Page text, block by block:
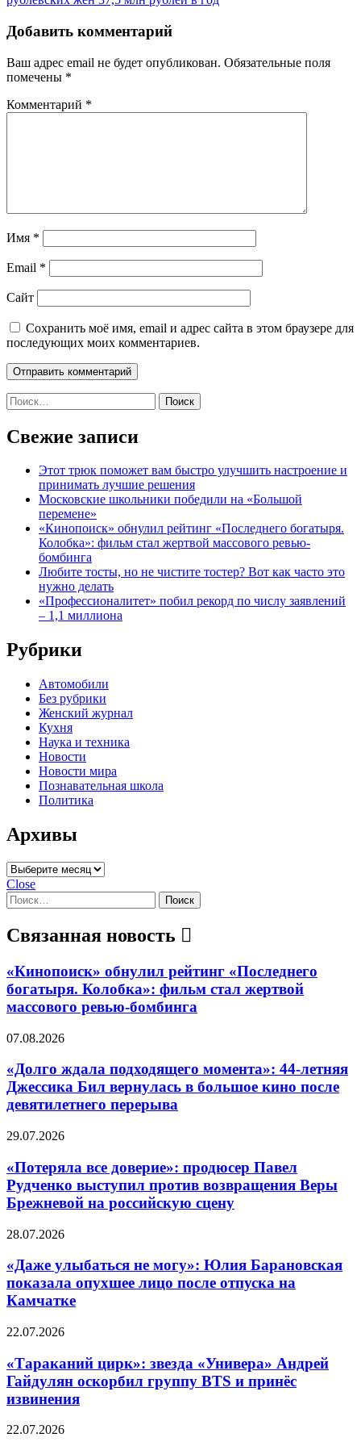
Добавить комментарий
Ваш адрес email не будет опубликован. Обязательные поля
помечены *
Комментарий *
Имя *
Email *
Сайт
Сохранить моё имя, email и адрес сайта в этом браузере для
последующих моих комментариев.
Найти:
Свежие записи
Этот трюк поможет вам быстро улучшить настроение и
принимать лучшие решения
Московские школьники победили на «Большой
перемене»
«Кинопоиск» обнулил рейтинг «Последнего богатыря.
Колобка»: фильм стал жертвой массового ревью-
бомбинга
Любите тосты, но не чистите тостер? Вот как часто это
нужно делать
«Профессионалитет» побил рекорд по числу заявлений
– 1,1 миллиона
Рубрики
Автомобили
Без рубрики
Женский журнал
Кухня
Наука и техника
Новости
Новости мира
Познавательная школа
Политика
Архивы
Архивы
Close
Найти:
Связанная новость
«Кинопоиск» обнулил рейтинг «Последнего
богатыря. Колобка»: фильм стал жертвой
массового ревью-бомбинга
07.08.2026
«Долго ждала подходящего момента»: 44-летняя
Джессика Бил вернулась в большое кино после
девятилетнего перерыва
29.07.2026
«Потеряла все доверие»: продюсер Павел
Рудченко выступил против возвращения Веры
Брежневой на российскую сцену
28.07.2026
«Даже улыбаться не могу»: Юлия Барановская
показала опухшее лицо после отпуска на
Камчатке
22.07.2026
«Тараканий цирк»: звезда «Универа» Андрей
Гайдулян оскорбил группу BTS и принёс
извинения
22.07.2026